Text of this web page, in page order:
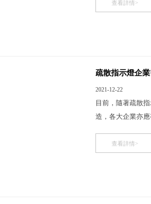
的網絡創新發展
查看詳情>
疏散指示燈企
2021-12-22
目前，隨著疏散
造，各大企業亦
品，那么不止是
查看詳情>